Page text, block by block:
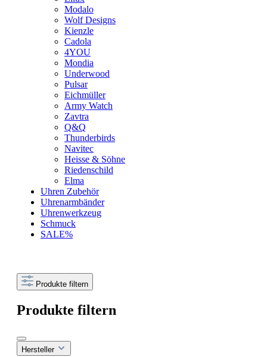
Modalo
Wolf Designs
Kienzle
Cadola
4YOU
Mondia
Underwood
Pulsar
Eichmüller
Army Watch
Zavtra
Q&Q
Thunderbirds
Navitec
Heisse & Söhne
Riedenschild
Elma
Uhren Zubehör
Uhrenarmbänder
Uhrenwerkzeug
Schmuck
SALE%
Produkte filtern
Produkte filtern
Hersteller